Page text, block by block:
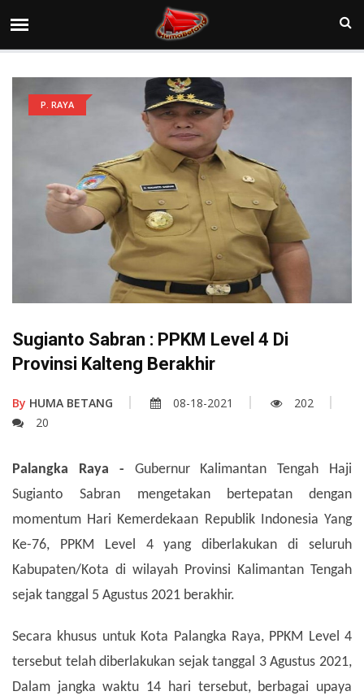
P. RAYA
Sugianto Sabran : PPKM Level 4 Di
Provinsi Kalteng Berakhir
By HUMA BETANG 08-18-2021
202
20
Palangka Raya - Gubernur Kalimantan Tengah Haji
Sugianto Sabran mengetakan bertepatan dengan
momentum Hari Kemerdekaan Republik Indonesia Yang
Ke-76, PPKM Level 4 yang diberlakukan di seluruh
Kabupaten/Kota di wilayah Provinsi Kalimantan Tengah
sejak tanggal 5 Agustus 2021 berakhir.
Secara khusus untuk Kota Palangka Raya, PPKM Level 4
tersebut telah diberlakukan sejak tanggal 3 Agustus 2021,
Dalam jangka waktu 14 hari tersebut, berbagai upaya